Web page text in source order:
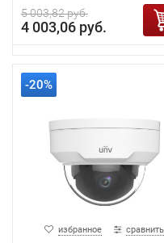
5 003,82 руб.
4 003,06 руб.
-20%
избранное сравнить